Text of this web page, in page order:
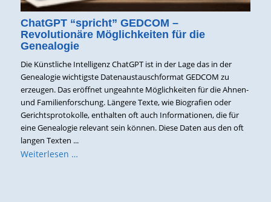
ChatGPT “spricht” GEDCOM –
Revolutionäre Möglichkeiten für die
Genealogie
Die Künstliche Intelligenz ChatGPT ist in der Lage das in der
Genealogie wichtigste Datenaustauschformat GEDCOM zu
erzeugen. Das eröffnet ungeahnte Möglichkeiten für die Ahnen-
und Familienforschung. Längere Texte, wie Biografien oder
Gerichtsprotokolle, enthalten oft auch Informationen, die für
eine Genealogie relevant sein können. Diese Daten aus den oft
langen Texten ...
Weiterlesen …